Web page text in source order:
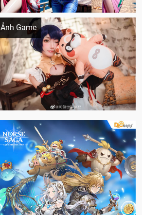
Ảnh Game
Cosplay Xiangling siêu cute